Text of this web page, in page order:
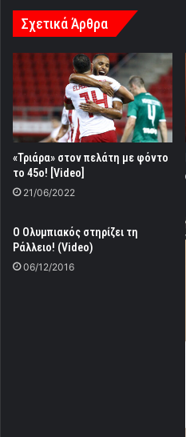
Σχετικά Άρθρα
«Τριάρα» στον πελάτη με φόντο
το 45ο! [Video]
21/06/2022
Ο Ολυμπιακός στηρίζει τη
Ράλλειο! (Video)
06/12/2016